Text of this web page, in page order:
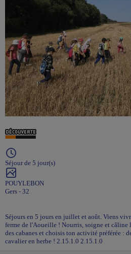
Séjour de 5 jour(s)
POUYLEBON
Gers - 32
Séjours en 5 jours en juillet et août. Viens
ferme de l'Aoueille ! Nourris, soigne et câline
des cabanes et choisis ton activité préférée :
cavalier en herbe ! 2.15.1.0 2.15.1.0